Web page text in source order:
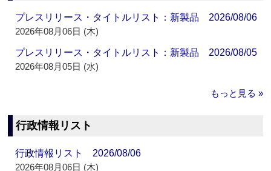
プレスリリース・タイトルリスト：新製品 2026/08/06
2026年08月06日 (木)
プレスリリース・タイトルリスト：新製品 2026/08/05
2026年08月05日 (水)
もっと見る »
行政情報リスト
行政情報リスト 2026/08/06
2026年08月06日 (木)